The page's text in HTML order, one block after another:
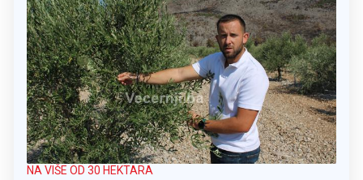
NA VIŠE OD 30 HEKTARA